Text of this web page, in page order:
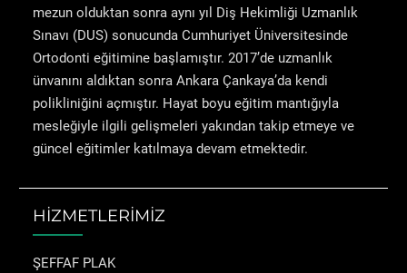
mezun olduktan sonra aynı yıl Diş Hekimliği Uzmanlık
Sınavı (DUS) sonucunda Cumhuriyet Üniversitesinde
Ortodonti eğitimine başlamıştır. 2017’de uzmanlık
ünvanını aldıktan sonra Ankara Çankaya’da kendi
polikliniğini açmıştır. Hayat boyu eğitim mantığıyla
mesleğiyle ilgili gelişmeleri yakından takip etmeye ve
güncel eğitimler katılmaya devam etmektedir.
HİZMETLERİMİZ
ŞEFFAF PLAK